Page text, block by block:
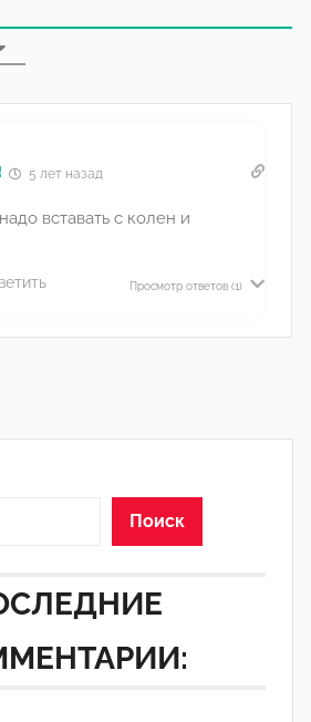
5 лет назад
вставать с колен и
Просмотр ответов (1)
Поиск